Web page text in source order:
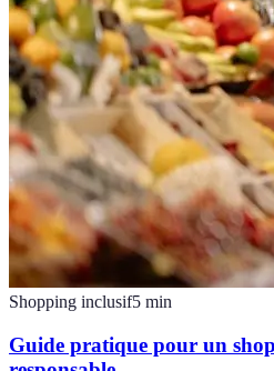
Shopping inclusif5 min
Guide pratique pour un